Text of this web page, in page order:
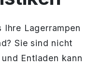
Ihre Lagerrampen
Sie sind nicht
Entladen kann